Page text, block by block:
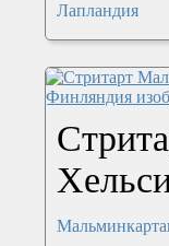
Лапландия